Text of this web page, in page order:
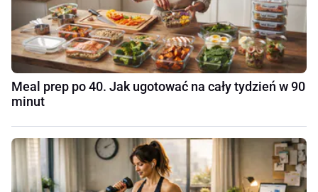
Meal prep po 40. Jak ugotować na cały tydzień w 90
minut